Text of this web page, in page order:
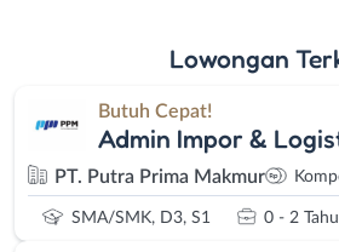
Lowongan
Butuh Cepat!
Admin Impor &
PT. Putra Prima Makmur
SMA/SMK, D3, S1 0 - 2